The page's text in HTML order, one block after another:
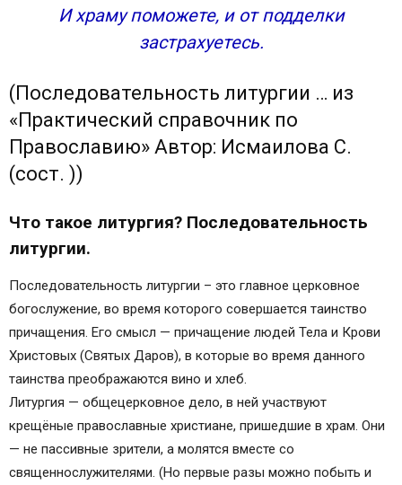
И храму поможете, и от подделки
застрахуетесь.
(Последовательность литургии … из
«Практический справочник по
Православию» Автор: Исмаилова С.
(сост. ))
Что такое литургия? Последовательность
литургии.
Последовательность литургии – это главное церковное
богослужение, во время которого совершается таинство
причащения. Его смысл — причащение людей Тела и Крови
Христовых (Святых Даров), в которые во время данного
таинства преображаются вино и хлеб.
Литургия — общецерковное дело, в ней участвуют
крещёные православные христиане, пришедшие в храм. Они
— не пассивные зрители, а молятся вместе со
священнослужителями. (Но первые разы можно побыть и